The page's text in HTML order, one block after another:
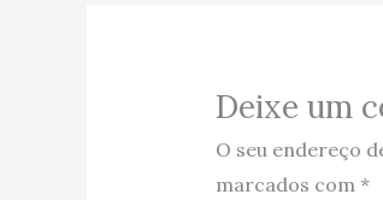
Deixe um
O seu endereço
marcados com *